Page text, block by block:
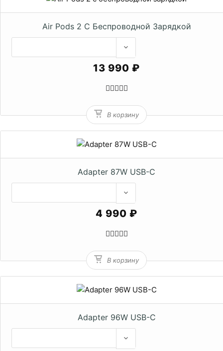
Air Pods 2 С Беспроводной Зарядкой
13 990 ₽
В корзину
Adapter 87W USB-C
4 990 ₽
В корзину
Adapter 96W USB-C